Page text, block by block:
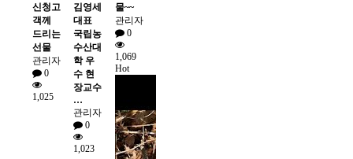
신청고
객께
드리는
선물
관리자
0
1,025
김영세
대표
국립농
수산대
학 우
수 현
장교수
…
관리자
0
1,023
물~~
관리자
0
1,069
Hot